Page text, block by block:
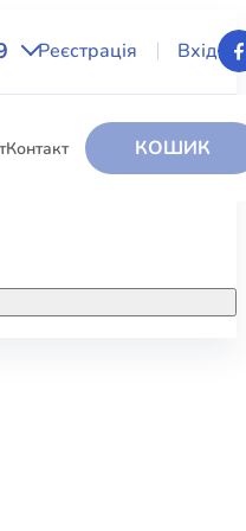
Реєстрація Вхід
Контакт КОШИК